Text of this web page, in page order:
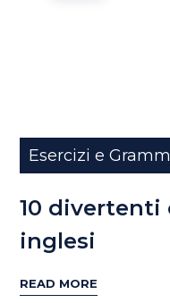
Esercizi e
10
inglesi
READ MORE